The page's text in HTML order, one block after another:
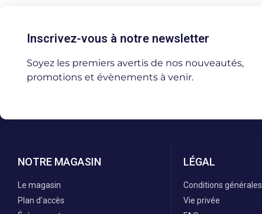
Inscrivez-vous à notre newsletter
Soyez les premiers avertis de nos nouveautés,
promotions et évènements à venir.
NOTRE MAGASIN
Le magasin
Plan d'accès
LÉGAL
Conditions générales
Vie privée